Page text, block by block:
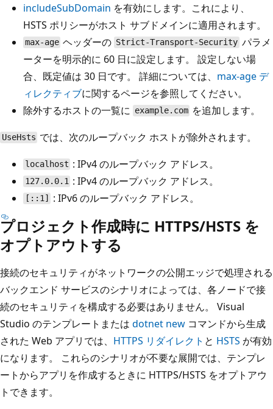
includeSubDomain を有効にします。これにより、
HSTS ポリシーがホスト サブドメインに適用されます。
max-age ヘッダーの Strict-Transport-Security パラメ
ーターを明示的に 60 日に設定します。 設定しない場
合、既定値は 30 日です。 詳細については、 max-age デ
ィレクティブに関するページを参照してください。
除外するホストの一覧に example.com を追加します。
UseHsts では、次のループバック ホストが除外されます。
localhost : IPv4 のループバック アドレス。
127.0.0.1 : IPv4 のループバック アドレス。
[::1] : IPv6 のループバック アドレス。
プロジェクト作成時に HTTPS/HSTS を
オプトアウトする
接続のセキュリティがネットワークの公開エッジで処理される
バックエンド サービスのシナリオによっては、各ノードで接
続のセキュリティを構成する必要はありません。 Visual
Studio のテンプレートまたは dotnet new コマンドから生成
された Web アプリでは、 HTTPS リダイレクト と HSTS が有効
になります。 これらのシナリオが不要な展開では、テンプレ
ートからアプリを作成するときに HTTPS/HSTS をオプトアウ
トできます。